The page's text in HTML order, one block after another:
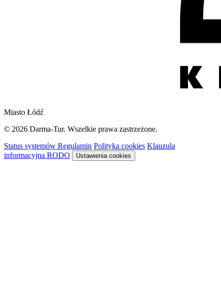
Miasto Łódź
© 2026 Darma-Tur. Wszelkie prawa zastrzeżone.
Status systemów Regulamin Polityka cookies Klauzula
informacyjna RODO
Ustawienia cookies